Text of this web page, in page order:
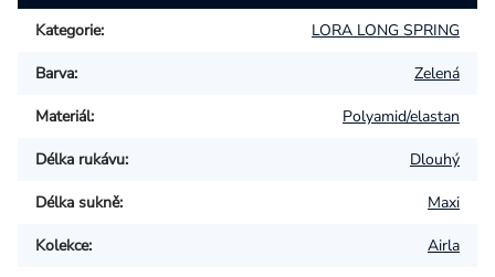
Kategorie: LORA LONG SPRING
Barva: Zelená
Materiál: Polyamid/elastan
Délka rukávu: Dlouhý
Délka sukně: Maxi
Kolekce: Airla